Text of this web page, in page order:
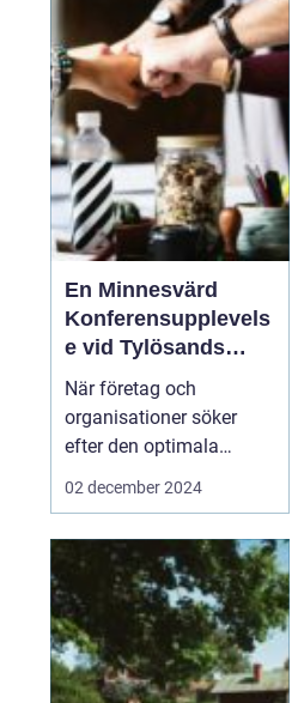
kan innefatta allt från
kulinariska äventyr till
historiska expedi...
En Minnesvärd
Konferensupplevels
e vid Tylösands
Kust
När företag och
organisationer söker
efter den optimala
platsen för sin nästa
faciliteternas kvalitet s...
02 december 2024